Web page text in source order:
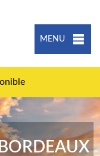
MENU